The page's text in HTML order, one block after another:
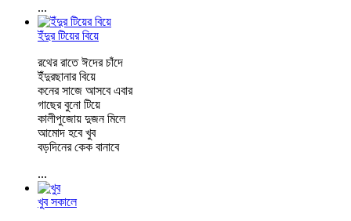
...
ইঁদুর টিয়ের বিয়ে
রথের রাতে ঈদের চাঁদে
ইঁদুরছানার বিয়ে
কনের সাজে আসবে এবার
গাছের বুনো টিয়ে
কালীপুজোয় দুজন মিলে
আমোদ হবে খুব
বড়দিনের কেক বানাবে
...
খুব সকালে